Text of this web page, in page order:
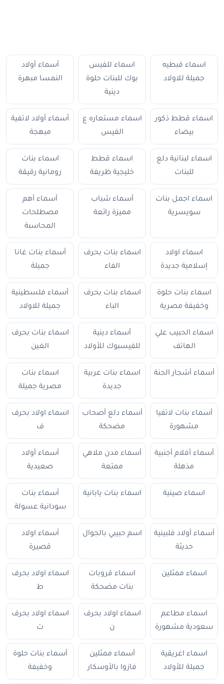
اسماء قبطيه
جميلة للاولاد
اسماء للفيس
بوك للبنات حلوة
دينية
أسماء أولاد
النمسا مبهرة
اسماء قطط ذكور
بيضاء
اسماء مستعاره ع
الفيس
أسماء أولاد لاتفية
مبهجة
اسماء لبنانية دلع
للبنات
اسماء قطط
خليجية ظريفة
اسماء بنات
رومانية رقيقة
اسماء اجمل بنات
سويسرية
أسماء شباب
مميزة رائعة
أسماء أهم
مصطلحات
المحاسبة
اسماء اولاد
إسلامية جديدة
اسماء بنات بحرف
الفاء
أسماء بنات غانا
جميلة
اسماء بنات حلوة
وخفيفة مصرية
اسماء بنات بحرف
الباء
أسماء فلسطينية
جميلة للاولاد
اسماء الحبيب علي
الهاتف
أسماء دينية
للفيسبوك للأولاد
اسماء بنات بحرف
الغين
أسماء أشجار الجنة
اسماء بنات عربية
جديدة
اسماء بنات
مصرية جميلة
أسماء بنات لاتفيا
مشهورة
أسماء دلع أصحاب
مضحكة
اسماء اولاد بحرف
ف
أسماء أفلام أجنبية
مذهلة
أسماء مدن ملاهي
ممتعة
أسماء أولاد
صعيدية
اسماء صينية اسماء بنات يابانية
أسماء بنات
سودانية عسولة
أسماء أولاد فلبينية
حديثة
اسم حبيبي بالجوال
أسماء اولاد
قصيرة
اسماء ممثلين
اسماء قروبات
بنات مضحكة
اسماء اولاد بحرف
ط
اسماء مطاعم
سعودية مشهورة
اسماء اولاد بحرف
ن
اسماء اولاد بحرف
ت
اسماء اغريقية
جميلة للأولاد
أسماء ممثلين
فازوا بالأوسكار
أسماء بنات حلوة
وخفيفة